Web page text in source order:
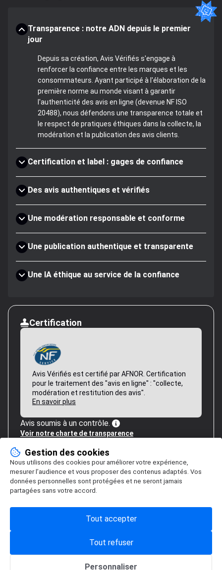
Transparence : notre ADN depuis le premier
jour
Depuis sa création, Avis Vérifiés s'engage à
renforcer la confiance entre les marques et les
consommateurs. Ayant participé à l'élaboration de la
première norme au monde visant à garantir
l'authenticité des avis en ligne (devenue NF ISO
20488), nous défendons une transparence totale et
le respect de pratiques éthiques dans la collecte, la
modération et la publication des avis clients.
Certification et label : gages de confiance
Des avis authentiques et vérifiés
Une modération responsable et conforme
Une publication authentique et transparente
Une IA éthique au service de la confiance
Certification
Avis Vérifiés est certifié par AFNOR. Certification
pour le traitement des "avis en ligne" : "collecte,
modération et restitution des avis".
En savoir plus
Avis soumis à un contrôle.
Voir notre charte de transparence
Gestion des cookies
Nous utilisons des cookies pour améliorer votre expérience,
mesurer l’audience et vous proposer des contenus adaptés. Vos
données personnelles sont protégées et ne seront jamais
partagées sans votre accord.
Personnaliser
Tout refuser
Tout accepter